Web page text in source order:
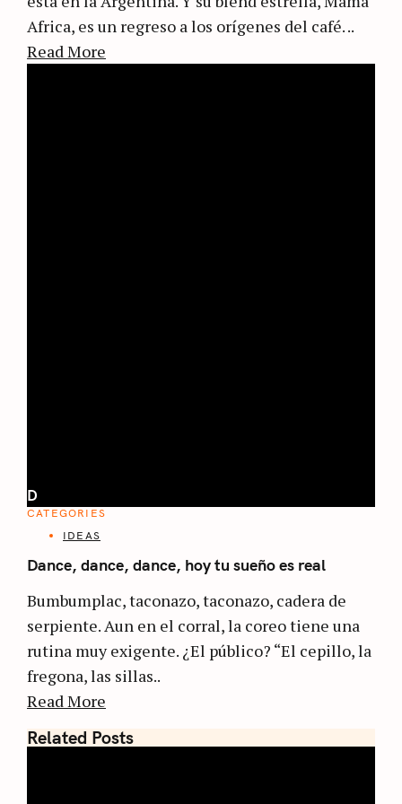
Africa, es un regreso a los orígenes del café. ..
Read More
D
CATEGORIES
IDEAS
Dance, dance, dance, hoy tu sueño es real
Bumbumplac, taconazo, taconazo, cadera de
serpiente. Aun en el corral, la coreo tiene una
rutina muy exigente. ¿El público? “El cepillo, la
fregona, las sillas..
Read More
Related Posts